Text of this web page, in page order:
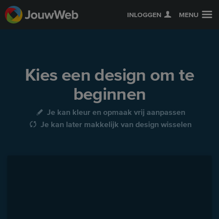
INLOGGEN MENU
Kies een design om te
beginnen
Je kan kleur en opmaak vrij aanpassen
Je kan later makkelijk van design wisselen